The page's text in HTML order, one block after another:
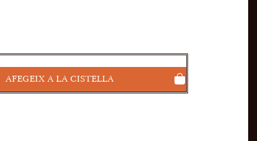
AFEGEIX A LA CISTELLA